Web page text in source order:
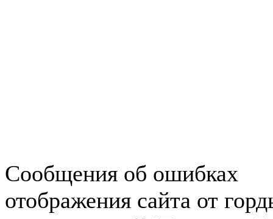
Сообщения об ошибках
отображения сайта от